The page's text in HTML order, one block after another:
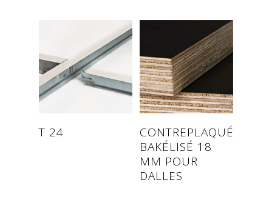
T 24
CONTREPLAQUÉ
BAKÉLISÉ 18
MM POUR
DALLES